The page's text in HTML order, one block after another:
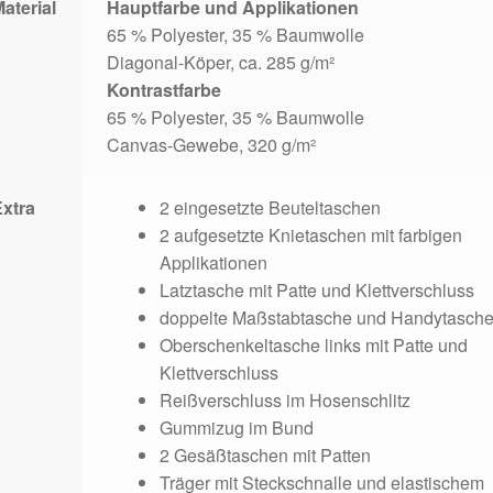
Hauptfarbe und Applikationen
65 % Polyester, 35 % Baumwolle
Diagonal-Köper, ca. 285 g/m²
Kontrastfarbe
65 % Polyester, 35 % Baumwolle
Canvas-Gewebe, 320 g/m²
2 eingesetzte Beuteltaschen
2 aufgesetzte Knietaschen mit farbigen
Applikationen
Latztasche mit Patte und Klettverschluss
doppelte Maßstabtasche und Handytasche
Oberschenkeltasche links mit Patte und
Klettverschluss
Reißverschluss im Hosenschlitz
Gummizug im Bund
2 Gesäßtaschen mit Patten
Träger mit Steckschnalle und elastischem